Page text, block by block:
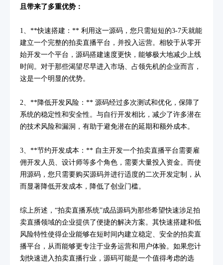
且带来了多重优势：
1、**快速搭建：** 利用这一源码，您只需短短的3-7天就能
建立一个完整的拍卖直播平台，并投入运营。相较于从零开
始开发一个平台，源码搭建速度更快，能够极大地减少上线
时间。对于那些渴望尽早进入市场、占领先机的企业而言，
这是一个明显的优势。
2、**降低开发风险：** 源码经过多次测试和优化，保障了
系统的稳定性和安全性。与自行开发相比，减少了许多潜在
的技术风险和漏洞，有助于避免潜在的延期和额外成本。
3、**节约开发成本：** 自主开发一个拍卖直播平台需要雇
佣开发人员、设计师等多个角色，需要大量投入资金。而使
用源码，您只需要购买源码并进行适度的二次开发定制，从
而显著降低开发成本，降低了创业门槛。
综上所述，“拍卖直播系统”成品源码为那些希望快速涉足拍
卖直播领域的企业提供了便捷的解决方案。其快速搭建和低
风险特性使得企业能够在短时间内建立稳定、安全的拍卖直
播平台，从而能够更专注于业务运营和用户体验。如果您计
划快速进入拍卖直播行业，源码可能是一个值得考虑的选